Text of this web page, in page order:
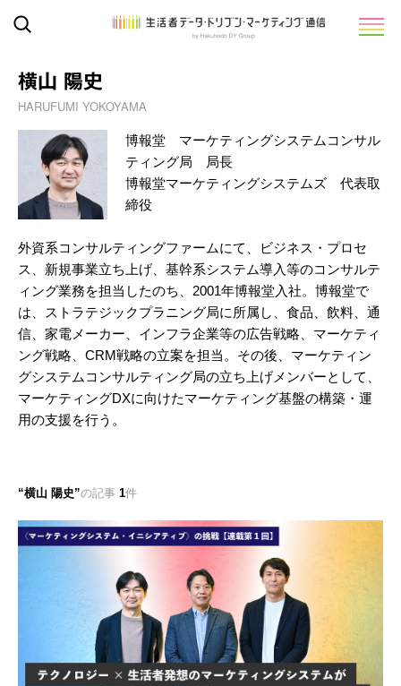
横山 陽史
HARUFUMI YOKOYAMA
博報堂 マーケティングシステムコンサル
ティング局 局長
博報堂マーケティングシステムズ 代表取
締役
外資系コンサルティングファームにて、ビジネス・プロセ
ス、新規事業立ち上げ、基幹系システム導入等のコンサルテ
ィング業務を担当したのち、2001年博報堂入社。博報堂で
は、ストラテジックプラニング局に所属し、食品、飲料、通
信、家電メーカー、インフラ企業等の広告戦略、マーケティ
ング戦略、CRM戦略の立案を担当。その後、マーケティン
グシステムコンサルティング局の立ち上げメンバーとして、
マーケティングDXに向けたマーケティング基盤の構築・運
用の支援を行う。
横山 陽史 の記事 1件